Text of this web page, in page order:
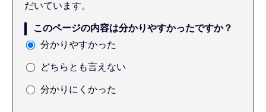
だいています。
このページの内容は分かりやすかったですか？
分かりやすかった
どちらとも言えない
分かりにくかった